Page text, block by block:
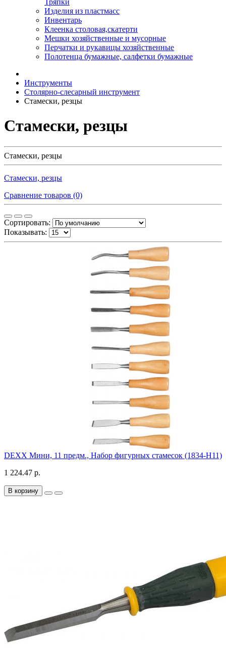
Тряпки
Изделия из пластмасс
Инвентарь
Клеенка столовая,скатерти
Мешки хозяйственные и мусорные
Перчатки и рукавицы хозяйственные
Полотенца бумажные, салфетки бумажные
Инструменты
Столярно-слесарный инструмент
Стамески, резцы
Стамески, резцы
Стамески, резцы
Стамески, резцы
Сравнение товаров (0)
Сортировать:
Показывать:
DEXX Мини, 11 предм., Набор фигурных стамесок (1834-H11)
1 224.47 р.
В корзину